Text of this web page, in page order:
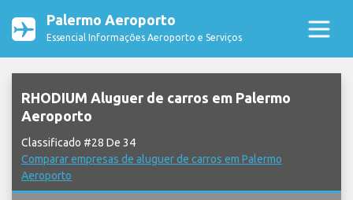
Palermo Aeroporto
Essencial Informações Aeroporto e Serviços
RHODIUM Aluguer de carros em Palermo
Aeroporto
Classificado #28 De 34
Comparar empresas de aluguer de carros em Palermo
Aeroporto